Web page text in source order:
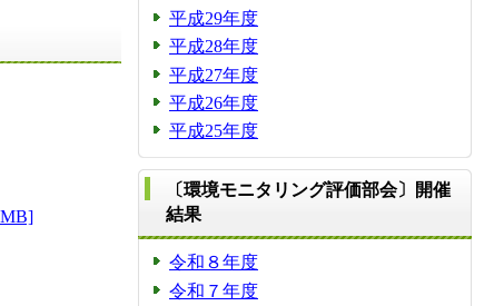
平成29年度
平成28年度
平成27年度
平成26年度
平成25年度
〔環境モニタリング評価部会〕開催
結果
令和８年度
令和７年度